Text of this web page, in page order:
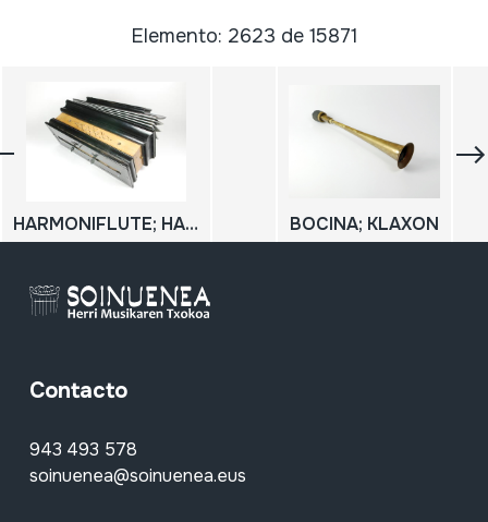
Elemento: 2623 de 15871
HARMONIFLUTE; HARMONIUM; ARMONIO BOCINA; KLAXON
Contacto
943 493 578
soinuenea@soinuenea.eus